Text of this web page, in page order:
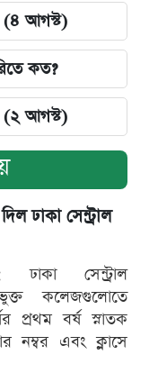
(৪ আগস্ট)
কত?
(২ আগস্ট)
ঢাকা সেন্ট্রাল
ঢাকা সেন্ট্রাল
কলেজগুলোতে
প্রথম বর্ষ স্নাতক
নম্বর এবং ক্লাসে